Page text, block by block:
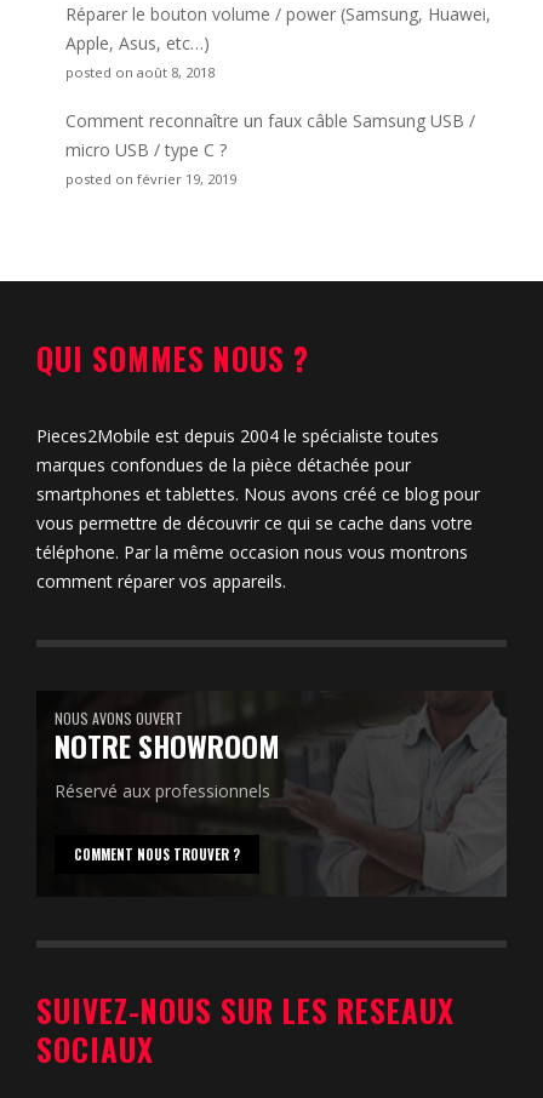
Réparer le bouton volume / power (Samsung, Huawei,
Apple, Asus, etc…)
posted on août 8, 2018
Comment reconnaître un faux câble Samsung USB /
micro USB / type C ?
posted on février 19, 2019
QUI SOMMES NOUS ?
Pieces2Mobile est depuis 2004 le spécialiste toutes
marques confondues de la pièce détachée pour
smartphones et tablettes. Nous avons créé ce blog pour
vous permettre de découvrir ce qui se cache dans votre
téléphone. Par la même occasion nous vous montrons
comment réparer vos appareils.
NOUS AVONS OUVERT
NOTRE SHOWROOM
Réservé aux professionnels
COMMENT NOUS TROUVER ?
SUIVEZ-NOUS SUR LES RESEAUX
SOCIAUX